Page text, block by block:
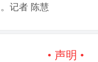
记者 陈慧
• 声明 •